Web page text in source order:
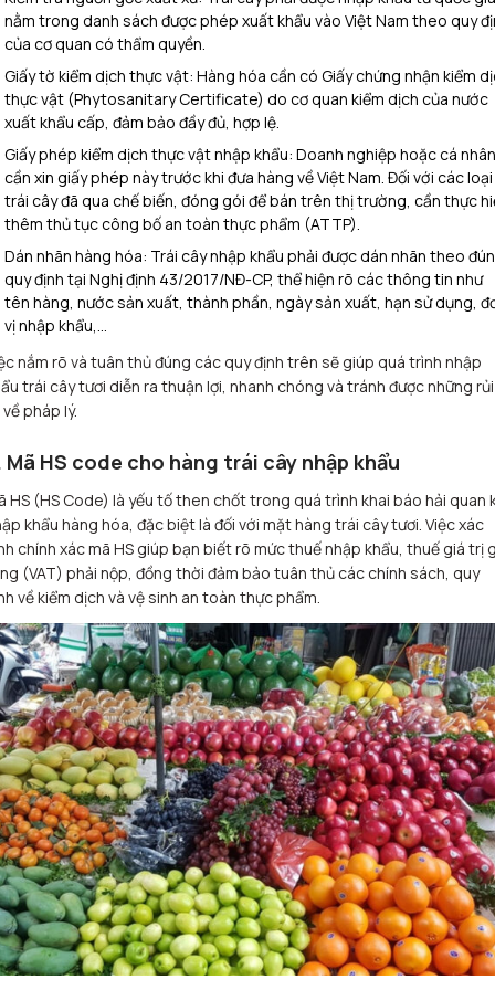
nằm trong danh sách được phép xuất khẩu vào Việt Nam theo quy
của cơ quan có thẩm quyền.
Giấy tờ kiểm dịch thực vật: Hàng hóa cần có Giấy chứng nhận kiểm
thực vật (Phytosanitary Certificate) do cơ quan kiểm dịch của nước
xuất khẩu cấp, đảm bảo đầy đủ, hợp lệ.
Giấy phép kiểm dịch thực vật nhập khẩu: Doanh nghiệp hoặc cá nhân
cần xin giấy phép này trước khi đưa hàng về Việt Nam. Đối với các loại
trái cây đã qua chế biến, đóng gói để bán trên thị trường, cần thực
thêm thủ tục công bố an toàn thực phẩm (ATTP).
Dán nhãn hàng hóa: Trái cây nhập khẩu phải được dán nhãn theo
quy định tại Nghị định 43/2017/NĐ-CP, thể hiện rõ các thông tin như
tên hàng, nước sản xuất, thành phần, ngày sản xuất, hạn sử dụng,
vị nhập khẩu,…
nắm rõ và tuân thủ đúng các quy định trên sẽ giúp quá trình nhập
trái cây tươi diễn ra thuận lợi, nhanh chóng và tránh được những rủi
pháp lý.
Mã HS code cho hàng trái cây nhập khẩu
HS (HS Code) là yếu tố then chốt trong quá trình khai báo hải quan
khẩu hàng hóa, đặc biệt là đối với mặt hàng trái cây tươi. Việc xác
chính xác mã HS giúp bạn biết rõ mức thuế nhập khẩu, thuế giá trị
(VAT) phải nộp, đồng thời đảm bảo tuân thủ các chính sách, quy
về kiểm dịch và vệ sinh an toàn thực phẩm.